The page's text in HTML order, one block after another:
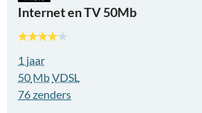
Internet en TV 50Mb
1 jaar
50 MbVDSL
76zenders